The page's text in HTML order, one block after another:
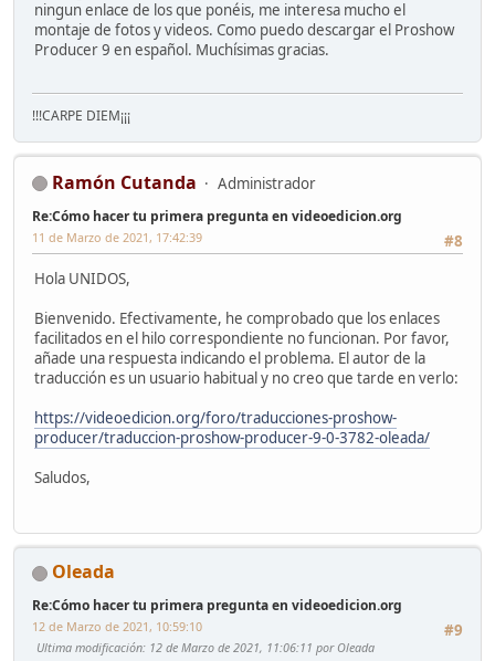
ningun enlace de los que ponéis, me interesa mucho el
montaje de fotos y videos. Como puedo descargar el Proshow
Producer 9 en español. Muchísimas gracias.
!!!CARPE DIEM¡¡¡
Ramón Cutanda Administrador
Re:Cómo hacer tu primera pregunta en videoedicion.org
#8
11 de Marzo de 2021, 17:42:39
Hola UNIDOS,
Bienvenido. Efectivamente, he comprobado que los enlaces
facilitados en el hilo correspondiente no funcionan. Por favor,
añade una respuesta indicando el problema. El autor de la
traducción es un usuario habitual y no creo que tarde en verlo:
https://videoedicion.org/foro/traducciones-proshow-
producer/traduccion-proshow-producer-9-0-3782-oleada/
Saludos,
Oleada
Re:Cómo hacer tu primera pregunta en videoedicion.org
#9
12 de Marzo de 2021, 10:59:10
Ultima modificación: 12 de Marzo de 2021, 11:06:11 por Oleada